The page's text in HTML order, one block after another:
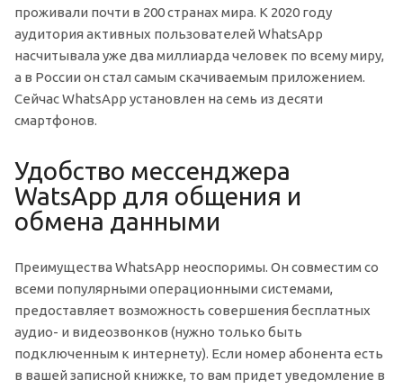
проживали почти в 200 странах мира. К 2020 году
аудитория активных пользователей WhatsApp
насчитывала уже два миллиарда человек по всему миру,
а в России он стал самым скачиваемым приложением.
Сейчас WhatsApp установлен на семь из десяти
смартфонов.
Удобство мессенджера
WatsApp для общения и
обмена данными
Преимущества WhatsApp неоспоримы. Он совместим со
всеми популярными операционными системами,
предоставляет возможность совершения бесплатных
аудио- и видеозвонков (нужно только быть
подключенным к интернету). Если номер абонента есть
в вашей записной книжке, то вам придет уведомление в